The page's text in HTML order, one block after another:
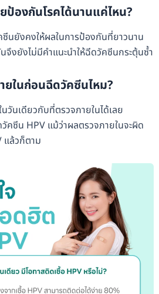
ป้องกันโรคได้นานแค่ไหน?
นยังคงให้ผลในการป้องกันที่ยาวนาน
งยังไม่มีคำแนะนำให้ฉีดวัคซีนกระตุ้นซ้ำ
ยในก่อนฉีดวัคซีนไหม?
วันเดียวกับที่ตรวจภายในได้เลย
คซีน HPV แม้ว่าผลตรวจภายในจะผิด
แล้วก็ตาม